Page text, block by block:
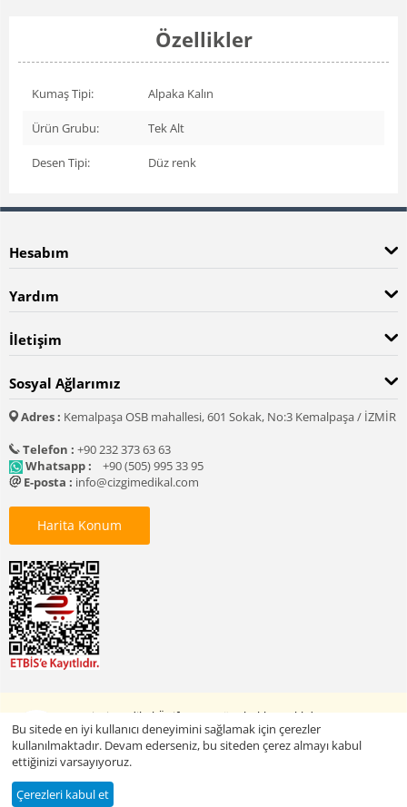
Özellikler
Kumaş Tipi: Alpaka Kalın
Ürün Grubu: Tek Alt
Desen Tipi: Düz renk
Hesabım
Yardım
İletişim
Sosyal Ağlarımız
Adres : Kemalpaşa OSB mahallesi, 601 Sokak, No:3 Kemalpaşa / İZMİR
Telefon : +90 232 373 63 63
Whatsapp :
+90 (505) 995 33 95
E-posta : info@cizgimedikal.com
Harita Konum
© 2005 - 2026 Çizgi Medikal Üniforma. Tüm hakları saklıdır.
Bu sitede en iyi kullanıcı deneyimini sağlamak için çerezler
kullanılmaktadır. Devam ederseniz, bu siteden çerez almayı kabul
ettiğinizi varsayıyoruz.
Çerezleri kabul et